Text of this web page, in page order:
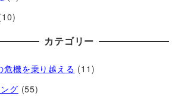
カテゴリー
危機を乗り越える (11)
グ (55)